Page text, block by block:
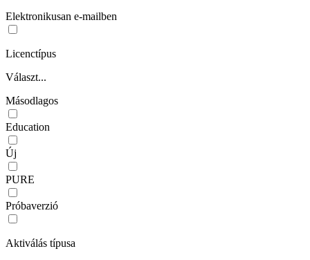
Elektronikusan e-mailben
Licenctípus
Választ...
Másodlagos
Education
Új
PURE
Próbaverzió
Aktiválás típusa